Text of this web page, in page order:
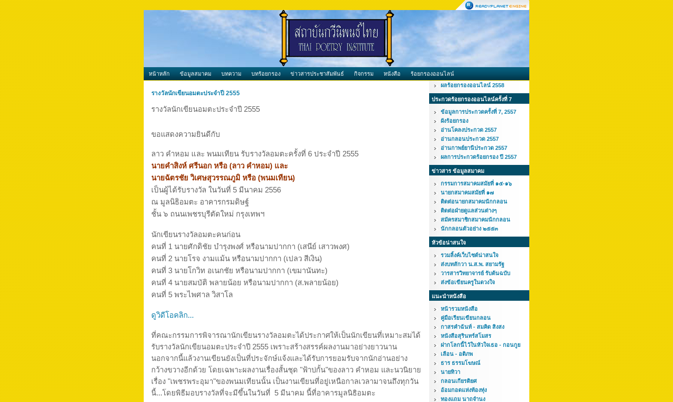
หน้าหลัก ข้อมูลสมาคม บทความ บทร้อยกรอง ข่าวสารประชาสัมพันธ์ กิจกรรม หนังสือ ร้อยกรองออนไลน์
รางวัลนักเขียนอมตะประจำปี 2555
รางวัลนักเขียนอมตะประจำปี 2555
ขอแสดงความยินดีกับ
ลาว คำหอม และ พนมเทียน รับรางวัลอมตะครั้งที่ 6 ประจำปี 2555
นายคำสิงห์ ศรีนอก หรือ (ลาว คำหอม) และ
นายฉัตรชัย วิเศษสุวรรณภูมิ หรือ (พนมเทียน)
เป็นผู้ได้รับรางวัล ในวันที่ 5 มีนาคม 2556
ณ มูลนิธิอมตะ อาคารกรมดิษฐ์
ชั้น ๖ ถนนเพชรบุรีตัดใหม่ กรุงเทพฯ
นักเขียนรางวัลอมตะคนก่อน
คนที่ 1 นายศักดิชัย บำรุงพงศ์ หรือนามปากกา (เสนีย์ เสาวพงศ)
คนที่ 2 นายโรจ งามแม้น หรือนามปากกา (เปลว สีเงิน)
คนที่ 3 นายโกวิท อเนกชัย หรือนามปากกา (เขมานันทะ)
คนที่ 4 นายสมบัติ พลายน้อย หรือนามปากกา (ส.พลายน้อย)
คนที่ 5 พระไพศาล วิสาโล
ดูวิดีโอคลิก...
ที่คณะกรรมการพิจารณานักเขียนรางวัลอมตะได้ประกาศให้เป็นนักเขียนที่เหมาะสมได้
รับรางวัลนักเขียนอมตะประจำปี 2555 เพราะสร้างสรรค์ผลงานมาอย่างยาวนาน
นอกจากนี้แล้วงานเขียนยังเป็นที่ประจักษ์แจ้งและได้รับการยอมรับจากนักอ่านอย่าง
กว้างขวางอีกด้วย โดยเฉพาะผลงานเรื่องสั้นชุด "ฟ้าบ่กั้น"ของลาว คำหอม และนวนิยาย
เรื่อง "เพชรพระอุมา"ของพนมเทียนนั้น เป็นงานเขียนที่อยู่เหนือกาลเวลามาจนถึงทุกวัน
นี้...โดยพิธีมอบรางวัลที่จะมีขึ้นในวันที่ 5 มีนาคม นี้ที่อาคารมูลนิธิอมตะ
ผลร้อยกรองออนไลน์ 2558
ประกวดร้อยกรองออนไลน์ครั้งที่ 7
ข้อมูลการประกวดครั้งที่ 7, 2557
ผังร้อยกรอง
อ่านโคลงประกวด 2557
อ่านกลอนประกวด 2557
อ่านกาพย์ยานีประกวด 2557
ผลการประกวดร้อยกรอง ปี 2557
ข่าวสาร ข้อมูลสมาคม
กรรมการสมาคมสมัยที่ ๑๕-๑๖
นายกสมาคมสมัยที่ ๑๗
ติดต่อนายกสมาคมนักกลอน
ติดต่อฝ่ายดูแลส่วนต่างๆ
สมัครสมาชิกสมาคมนักกลอน
นักกลอนตัวอย่าง ๒๕๕๓
หัวข้อน่าสนใจ
รวมลิ้งค์เว็บไซต์น่าสนใจ
ส่งบทสักวา น.ส.พ. สยามรัฐ
วารสารวิทยาจารย์ รับต้นฉบับ
ส่งข้อเขียนครูในดวงใจ
แนะนำหนังสือ
หน้ารวมหนังสือ
คู่มือเรียนเขียนกลอน
กาสรคำฉันท์ - สมคิด สิงสง
หนังสือสุรินทร์สโมสร
ฝากโลกนี้ไว้ในหัวใจเธอ - กอนกูย
เลือน - อติภพ
ธาร ธรรมโฆษณ์
นายทิวา
กลอนเกียรติยศ
อ้อมกอดแห่งท้องทุ่ง
ทองแถม นาถจำนง